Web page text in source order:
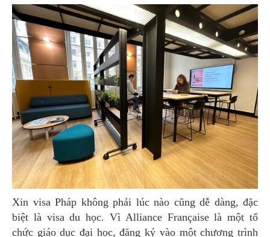
Xin visa Pháp không phải lúc nào cũng dễ dàng, đặc
biệt là visa du học. Vì Alliance Française là một tổ
chức giáo dục đại học, đăng ký vào một chương trình